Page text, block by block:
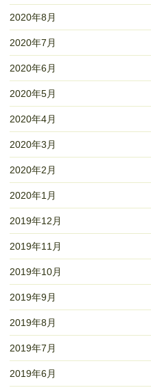
2020年8月
2020年7月
2020年6月
2020年5月
2020年4月
2020年3月
2020年2月
2020年1月
2019年12月
2019年11月
2019年10月
2019年9月
2019年8月
2019年7月
2019年6月